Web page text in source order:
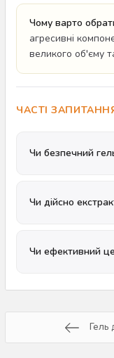
Чому варто
агресивні
великого об'єму
ЧАСТІ
Чи безпечний
Чи дійсно
Чи ефективний
Гель